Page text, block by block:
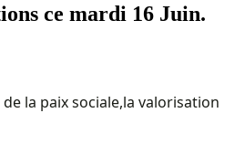
ce mardi 16 Juin.
la paix sociale,la valorisation